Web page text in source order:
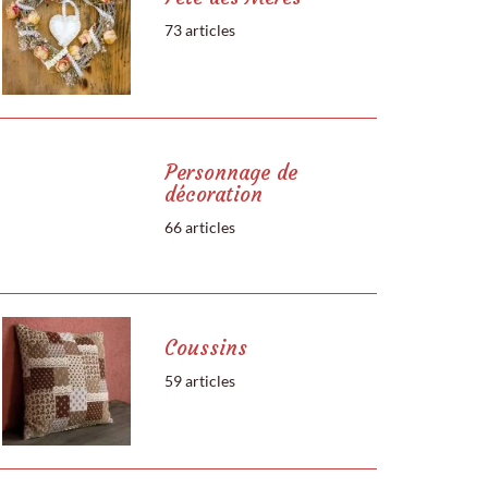
73 articles
Personnage de
décoration
66 articles
Coussins
59 articles